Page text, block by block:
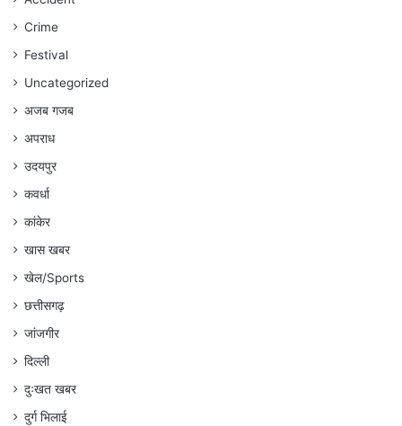
अंकित
गौरहा
Crime
Festival
Uncategorized
अजब गजब
अपराध
उदयपुर
कवर्धा
कांकेर
खास खबर
खेल/Sports
छत्तीसगढ़
जांजगीर
दिल्ली
दुःखत खबर
दुर्ग भिलाई